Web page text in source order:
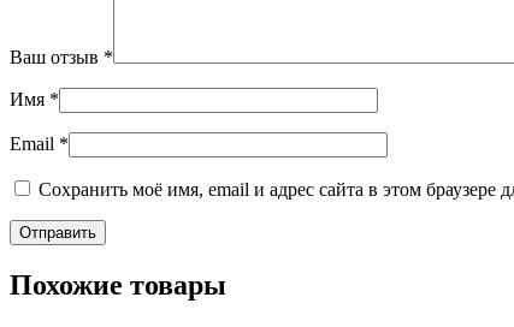
Ваш отзыв *
Имя *
Email *
Сохранить моё имя, email и адрес сайта в этом
Похожие товары